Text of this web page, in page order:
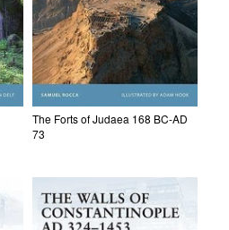
The Forts of Judaea 168 BC-AD
73